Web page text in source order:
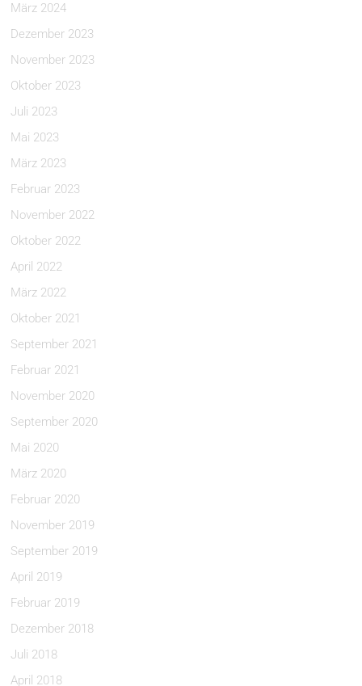
März 2024
Dezember 2023
November 2023
Oktober 2023
Juli 2023
Mai 2023
März 2023
Februar 2023
November 2022
Oktober 2022
April 2022
März 2022
Oktober 2021
September 2021
Februar 2021
November 2020
September 2020
Mai 2020
März 2020
Februar 2020
November 2019
September 2019
April 2019
Februar 2019
Dezember 2018
Juli 2018
April 2018